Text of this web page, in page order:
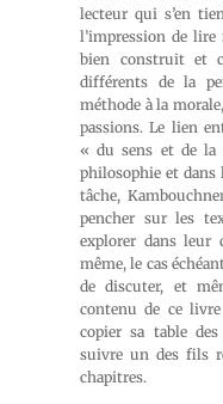
lecteur qui s’en
l’impression de
bien construit et
différents de la
méthode à la
passions. Le lien
« du sens et de la
philosophie et
tâche,
pencher sur les
explorer dans leur
même, le cas
de discuter, et
contenu de ce
copier sa table
suivre un des fils
chapitres.